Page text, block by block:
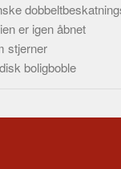
er igen åbnet
stjerner
boligboble